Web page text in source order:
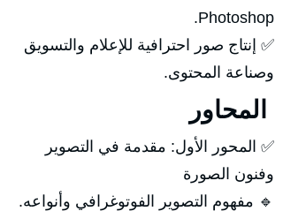
Photoshop.
✅ إنتاج صور احترافية للإعلام والتسويق
وصناعة المحتوى.
✅ المحور الأول: مقدمة في التصوير
وفنون الصورة
🔹 مفهوم التصوير الفوتوغرافي وأنواعه.